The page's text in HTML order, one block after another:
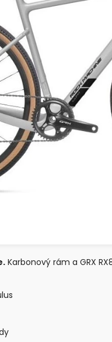
Karbonový rám a GRX